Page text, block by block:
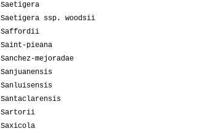
Saetigera
Saetigera ssp. woodsii
Saffordii
Saint-pieana
Sanchez-mejoradae
Sanjuanensis
Sanluisensis
Santaclarensis
Sartorii
Saxicola